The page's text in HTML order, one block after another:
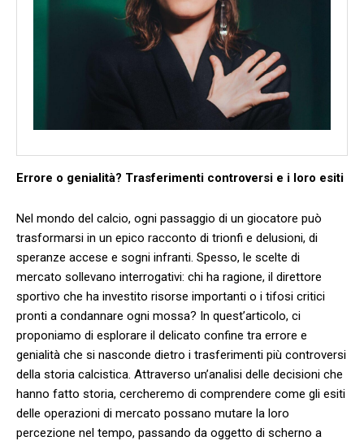
Errore o genialità? Trasferimenti​ controversi‍ e i loro esiti
Nel mondo del calcio, ogni passaggio di un giocatore‍ può
trasformarsi in un epico racconto di trionfi e delusioni, di
speranze accese e ⁢sogni infranti. Spesso, le scelte di
mercato sollevano interrogativi: chi ha ragione, il direttore
sportivo che ha ⁢investito risorse importanti o i tifosi critici
pronti a condannare ogni mossa? In quest’articolo, ci
proponiamo di esplorare il delicato confine tra errore e
genialità​ che si‌ nasconde dietro i trasferimenti⁣ più controversi
della storia calcistica. Attraverso un’analisi delle decisioni che
hanno fatto storia, cercheremo di comprendere come gli esiti
delle operazioni di mercato possano mutare la loro‍
percezione nel tempo, passando da oggetto di scherno a